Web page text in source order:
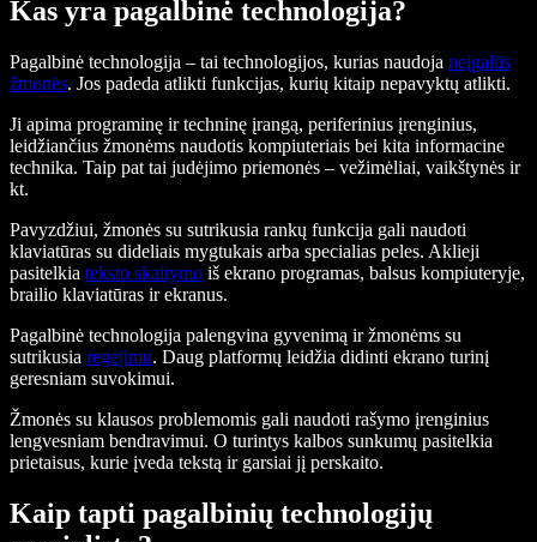
Kas yra pagalbinė technologija?
Pagalbinė technologija – tai technologijos, kurias naudoja neįgalūs
žmonės. Jos padeda atlikti funkcijas, kurių kitaip nepavyktų atlikti.
Ji apima programinę ir techninę įrangą, periferinius įrenginius,
leidžiančius žmonėms naudotis kompiuteriais bei kita informacine
technika. Taip pat tai judėjimo priemonės – vežimėliai, vaikštynės ir
kt.
Pavyzdžiui, žmonės su sutrikusia rankų funkcija gali naudoti
klaviatūras su dideliais mygtukais arba specialias peles. Aklieji
pasitelkia teksto skaitymo iš ekrano programas, balsus kompiuteryje,
brailio klaviatūras ir ekranus.
Pagalbinė technologija palengvina gyvenimą ir žmonėms su
sutrikusia regėjimu. Daug platformų leidžia didinti ekrano turinį
geresniam suvokimui.
Žmonės su klausos problemomis gali naudoti rašymo įrenginius
lengvesniam bendravimui. O turintys kalbos sunkumų pasitelkia
prietaisus, kurie įveda tekstą ir garsiai jį perskaito.
Kaip tapti pagalbinių technologijų